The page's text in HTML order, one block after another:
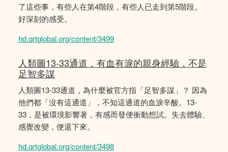
了這些事，有些人在第4階段，有些人已走到第5階段。
好深刻的感受。
hd.qrtglobal.org/content/3499
人類圖13-33通道，有血有淚的親身經驗，不是
足智多謀
人類圖13-33通道，為什麼被官方指「足智多謀」？ 因為
他們都「沒有這通道」，不知這通道的血淚辛酸。13-
33，是被環境影響著，有感而發便衝動想試。失去體驗、
感覺改變，便退下來。
hd.qrtglobal.org/content/3498